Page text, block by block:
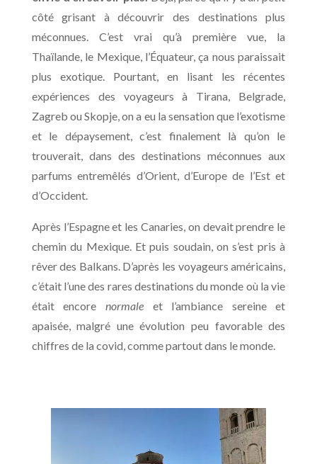
côté grisant à découvrir des destinations plus
méconnues. C’est vrai qu’à première vue, la
Thaïlande, le Mexique, l’Équateur, ça nous paraissait
plus exotique. Pourtant, en lisant les récentes
expériences des voyageurs à Tirana, Belgrade,
Zagreb ou Skopje, on a eu la sensation que l’exotisme
et le dépaysement, c’est finalement là qu’on le
trouverait, dans des destinations méconnues aux
parfums entremêlés d’Orient, d’Europe de l’Est et
d’Occident.
Après l’Espagne et les Canaries, on devait prendre le
chemin du Mexique. Et puis soudain, on s’est pris à
rêver des Balkans. D’après les voyageurs américains,
c’était l’une des rares destinations du monde où la vie
était encore normaleet l’ambiance sereine et
apaisée, malgré une évolution peu favorable des
chiffres de la covid, comme partout dans le monde.